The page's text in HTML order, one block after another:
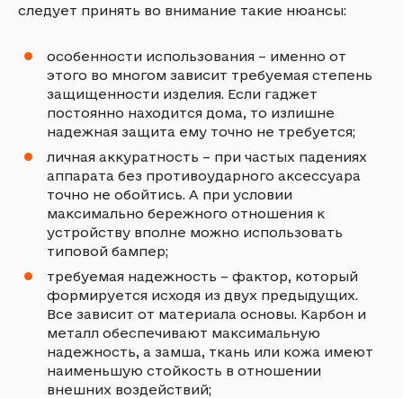
следует принять во внимание такие нюансы:
особенности использования – именно от
этого во многом зависит требуемая степень
защищенности изделия. Если гаджет
постоянно находится дома, то излишне
надежная защита ему точно не требуется;
личная аккуратность – при частых падениях
аппарата без противоударного аксессуара
точно не обойтись. А при условии
максимально бережного отношения к
устройству вполне можно использовать
типовой бампер;
требуемая надежность – фактор, который
формируется исходя из двух предыдущих.
Все зависит от материала основы. Карбон и
металл обеспечивают максимальную
надежность, а замша, ткань или кожа имеют
наименьшую стойкость в отношении
внешних воздействий;